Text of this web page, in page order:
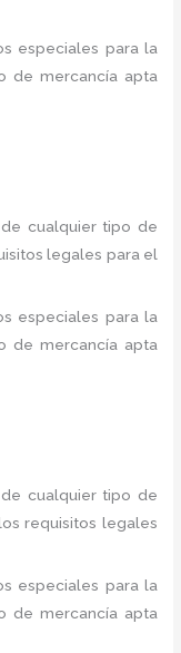
especiales para la
de mercancía apta
cualquier tipo de
legales para el
especiales para la
de mercancía apta
cualquier tipo de
requisitos legales
especiales para la
de mercancía apta